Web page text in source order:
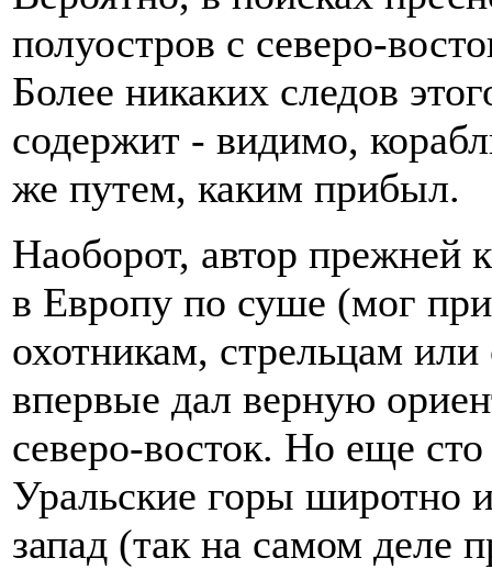
полуостров с северо-
Более никаких следов
содержит - видимо,
же путем, каким прибыл.
Наоборот, автор прежней
в Европу по суше (мог
охотникам, стрельцам
впервые дал верную
северо-восток. Но еще
Уральские горы широтно
запад (так на самом деле